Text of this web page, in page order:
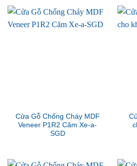
Cửa Gỗ Chống Cháy MDF
Veneer P1R2 Căm Xe-a-
SGD